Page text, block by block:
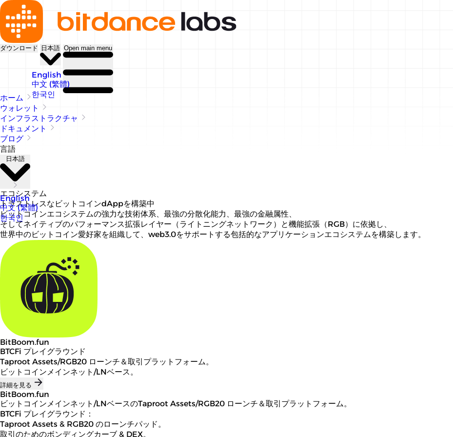
ダウンロード 日本語
English
中文 (繁體)
한국인
Open main menu
ホーム
ウォレット
インフラストラクチャ
ドキュメント
ブログ
言語
日本語
English
中文 (繁體)
한국인
エコシステム
トラストレスなビットコインdAppを構築中
ビットコインエコシステムの強力な技術体系、最強の分散化能力、最強の金融属性、
そしてネイティブのパフォーマンス拡張レイヤー（ライトニングネットワーク）と機能拡張（RGB）に依拠し、
世界中のビットコイン愛好家を組織して、web3.0をサポートする包括的なアプリケーションエコシステムを構築します。
BitBoom.fun
BTCFi プレイグラウンド
Taproot Assets/RGB20 ローンチ＆取引プラットフォーム。
ビットコインメインネット/LNベース。
詳細を見る
BitBoom.fun
ビットコインメインネット/LNベースのTaproot Assets/RGB20 ローンチ＆取引プラットフォーム。
BTCFi プレイグラウンド：
Taproot Assets & RGB20 のローンチパッド。
取引のためのボンディングカーブ & DEX。